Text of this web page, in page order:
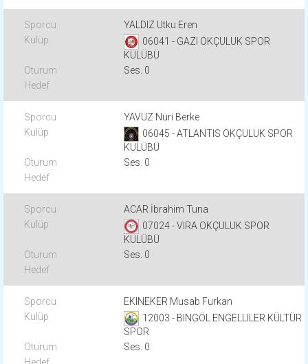
YALDIZ Utku Eren
06041 - GAZI OKÇULUK SPOR
KULÜBÜ
Ses. 0
YAVUZ Nuri Berke
06045 - ATLANTIS OKÇULUK SPOR
KULÜBÜ
Ses. 0
ACAR İbrahim Tuna
07024 - VIRA OKÇULUK SPOR
KULÜBÜ
Ses. 0
EKINEKER Musab Furkan
12003 - BINGÖL ENGELLILER KÜLTÜR
SPOR
Ses. 0